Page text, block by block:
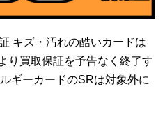
キズ・汚れの酷いカードは
り買取保証を予告なく終了す
ギーカードのSRは対象外に